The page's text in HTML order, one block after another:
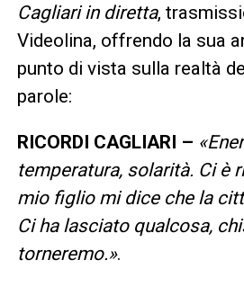
Cagliari in diretta,
Videolina, offrendo la sua
punto di vista sulla realtà
parole:
RICORDI CAGLIARI –
temperatura, solarità. Ci è
mio figlio mi dice che la
Ci ha lasciato qualcosa,
torneremo.».